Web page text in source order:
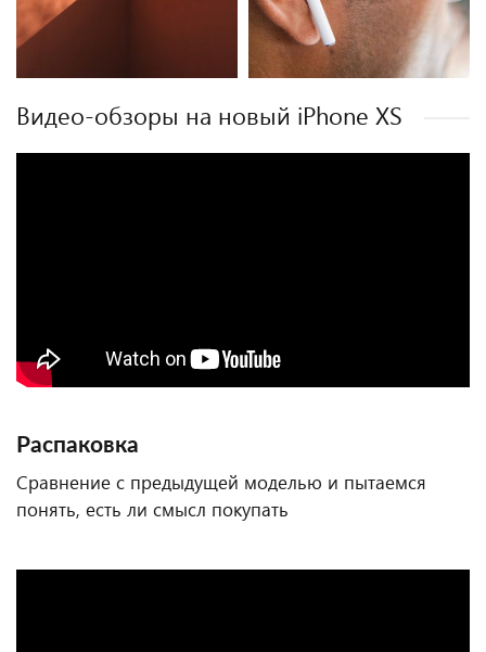
Видео-обзоры на новый iPhone XS
Распаковка
Сравнение с предыдущей моделью и пытаемся
понять, есть ли смысл покупать